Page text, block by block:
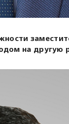
на другую